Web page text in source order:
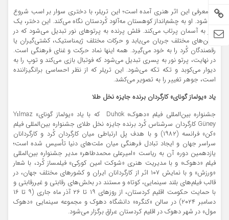
در معرفی این اثر هنری آمده است؛ این تریلر، با دختری سوار بر اسب شروع
می‌شود. او به چشم‌انداز کوهستان مه‌آلود کُردستان نگاه می‌کند. این دختر، یک
تیر به آسمان پرتاب می‌کند. فلش پرنده به پرتوهای نور تبدیل می‌شود که در
زمین‌های مختلف جریان می‌یابد و حرکات مختلف ژیمناستیک‌، کشتی‌گیران یا
رقصندگان کُرد را به خود می‌گیرد. همه اینها نماد حرکت و غنای فرهنگی است.
در نهایت، پرتو نور به پسری تبدیل می‌شود که فوتبال بازی می‌کند و توپ را به
دیوار می‌کوبد و تکه تکه می‌شود. این تریلر که از نظر احساسی برانگیزاننده
است، جوهر تغییر را به تصویر می‌کشد.
یاد «یولماز گونای» کارگردان برنده جایزه نخل طلا
جشنواره بین‌المللی فیلم «دهوک» Duhok که با یاد «یولماز گونای» Yılmaz
Güney کارگردان سرشناس کُرد برنده جایزه نخل طلای جشنواره بین‌‌المللی فیلم
«کن» فرانسه (۱۹۸۲) و با هدف پل ارتباطی میان کارگردان کُرد و کارگردانان
سراسر جهان و ایجاد تبادل فرهنگی میان ملت‌های دنیا تأسیس شده است؛
یازدهمین دوره آن به ریاست «امیرعلی محمدطاهر» مدیر جشنواره بین‌المللی
فیلم «دهوک» و با مدیریت هنری «شوکت امین کورکی» فیلمساز کُرد، با شعار
«ورزش» و با نمایش ۱۰۷ اثر از کارگردانان ایران و کشورهای مختلف جهان، در
قالب فیلم‌های بلند سینمایی، کوتاه و مستند در بخش‌های رقابتی و غیررقابتی و
با حمایت حکومت اقلیم کردستان، از روزهای ۱۹ تا ۲۶ آذر ماه جاری (۹ تا ۱۶
دسامبر ۲۰۲۴) در سالن «کنگره» دانشگاه دهوک و مجموعه سینمایی «دهوک
مول» در شهر دهوک در اقلیم کردستان عراق برگزار می‌شود.